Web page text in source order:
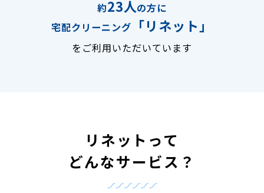
約23人の方に
宅配クリーニング
「リネット」
をご利用いただいています
リネットって
どんなサービス？